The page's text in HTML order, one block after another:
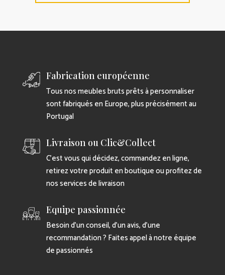
Fabrication européenne
Tous nos meubles bruts prêts à personnaliser
sont fabriqués en Europe, plus précisément au
Portugal
Livraison ou Clic&Collect
C’est vous qui décidez, commandez en ligne,
retirez votre produit en boutique ou profitez de
nos services de livraison
Equipe passionnée
Besoin d’un conseil, d’un avis, d’une
recommandation ? Faites appel à notre équipe
de passionnés